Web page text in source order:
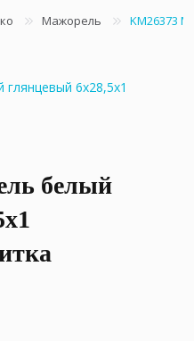
Мажорель KM26373
белый